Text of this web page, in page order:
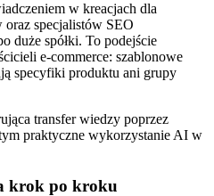
w kreacjach dla
specjalistów SEO
duże spółki. To podejście
e-commerce: szablonowe
specyfiki produktu ani grupy
transfer wiedzy poprzez
praktyczne wykorzystanie AI w
krok po kroku